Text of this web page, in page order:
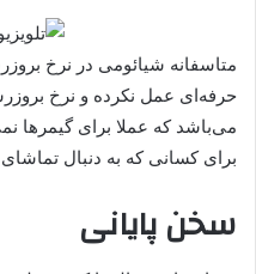
متاسفانه شیائومی در نرخ
می‌باشد که عملا برای گیمرها
برای کسانی که به دنبال
سخن پایانی